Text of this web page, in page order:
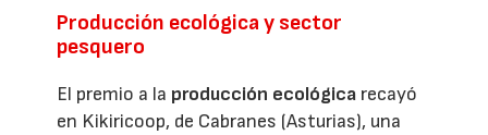
Producción ecológica y sector
pesquero
El premio a la producción ecológica recayó
en Kikiricoop, de Cabranes (Asturias), una